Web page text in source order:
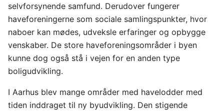
selvforsynende samfund. Derudover fungerer
haveforeningerne som sociale samlingspunkter, hvor
naboer kan mødes, udveksle erfaringer og opbygge
venskaber. De store haveforeningsområder i byen
kunne dog også stå i vejen for en anden type
boligudvikling.
I Aarhus blev mange områder med havelodder med
tiden inddraget til ny byudvikling. Den stigende